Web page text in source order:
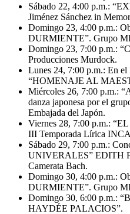
Sábado 22, 4:00 p.m.:
Jiménez Sánchez in
Domingo 23, 4:00 p.m.:
DURMIENTE”. Grupo
Domingo 23, 7:00 p.m.:
Producciones Murdock.
Lunes 24, 7:00 p.m.: En
“HOMENAJE AL
Miércoles 26, 7:00 p.m.:
danza japonesa por el
Embajada del Japón.
Viernes 28, 7:00 p.m.:
III Temporada Lírica
Sábado 29, 7:00 p.m.:
UNIVERALES” EDITH
Camerata Bach.
Domingo 30, 4:00 p.m.:
DURMIENTE”. Grupo
Domingo 30, 6:00 p.m.:
HAYDÉE PALACIOS”.